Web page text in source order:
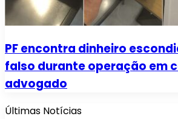
PF encontra dinheiro
falso durante operação em
advogado
Últimas Notícias